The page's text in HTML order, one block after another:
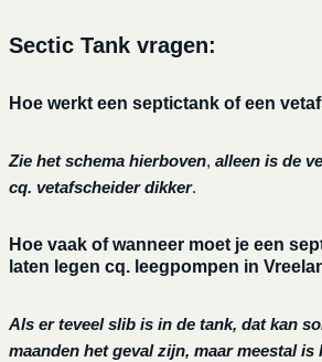
Sectic Tank vragen:
Hoe werkt een septictank of een
Zie het schema hierboven, alleen is de
cq. vetafscheider dikker.
Hoe vaak of wanneer moet je een
laten legen cq. leegpompen in
Als er teveel slib is in de tank, dat kan
maanden het geval zijn, maar meestal is